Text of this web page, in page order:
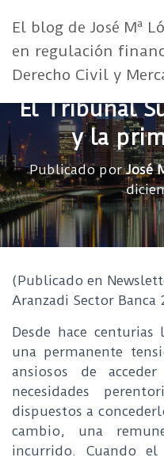
El blog de José Mª
en regulación
Derecho Civil y
El Tribunal
y la
Publicado porJosé
(Publicado en
Aranzadi Sector Banca
Desde hace
una permanente
ansiosos de
necesidades
dispuestos a
cambio, una
incurrido. Cuando